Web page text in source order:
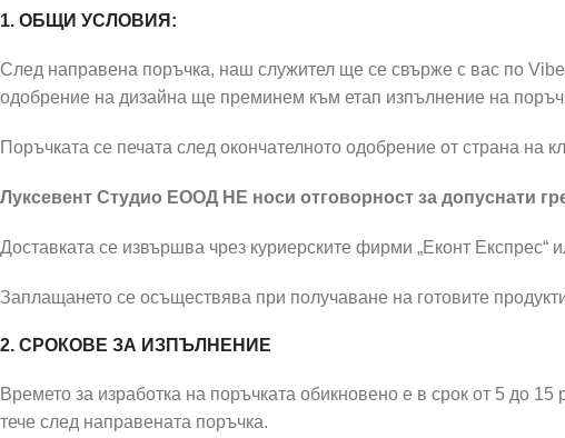
1. ОБЩИ УСЛОВИЯ:
След направена поръчка, наш служител ще се свърже с вас по
одобрение на дизайна ще преминем към етап изпълнение на
Поръчката се печата след окончателното одобрение от страна на
Луксевент Студио ЕООД НЕ носи отговорност за допуснати
Доставката се извършва чрез куриерските фирми „Еконт Експрес“
Заплащането се осъществява при получаване на готовите
2. СРОКОВЕ ЗА ИЗПЪЛНЕНИЕ
Времето за изработка на поръчката обикновено е в срок от 5 до
тече след направената поръчка.